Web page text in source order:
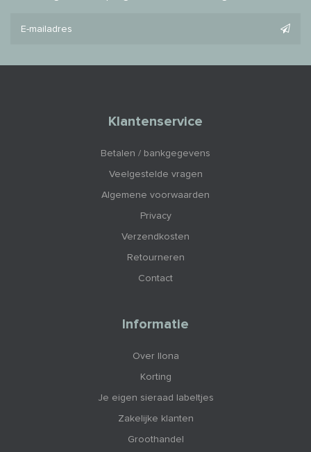
Klantenservice
Betalen / bankgegevens
Veelgestelde vragen
Algemene voorwaarden
Privacy
Verzendkosten
Retourneren
Contact
Informatie
Over Ilona
Korting
Je eigen sieraad labeltjes
Zakelijke klanten
Groothandel